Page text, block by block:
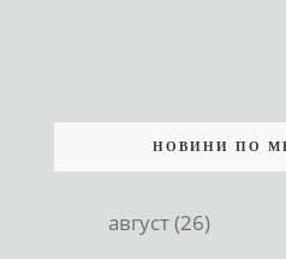
НОВИНИ ПО
август (26)